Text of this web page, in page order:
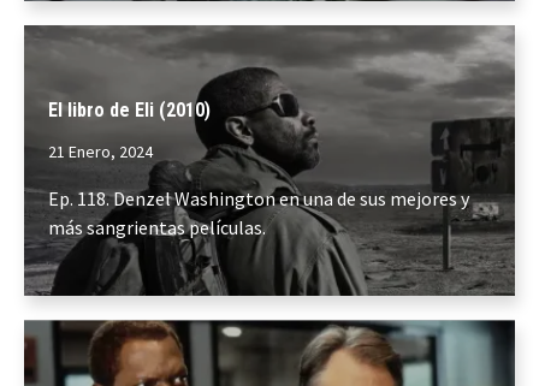
El libro de Eli (2010)
21 Enero, 2024
Ep. 118. Denzel Washington en una de sus mejores y
más sangrientas películas.